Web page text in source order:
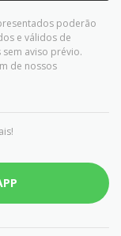
poderão
e válidos de
aviso prévio.
de nossos